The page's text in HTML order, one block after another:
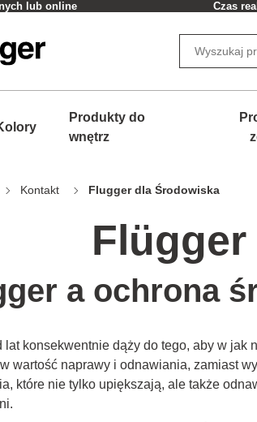
lub online Czas
Produkty do
wnętrz
Kontakt Flugger dla Środowiska
a ochrona
lat konsekwentnie dąży do tego, aby w
wartość naprawy i odnawiania, zamiast
które nie tylko upiększają, ale także